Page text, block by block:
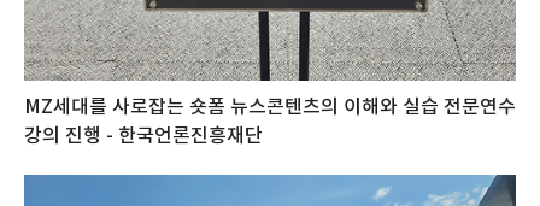
MZ세대를 사로잡는 숏폼 뉴스콘텐츠의 이해와 실습 전문연수
강의 진행 - 한국언론진흥재단